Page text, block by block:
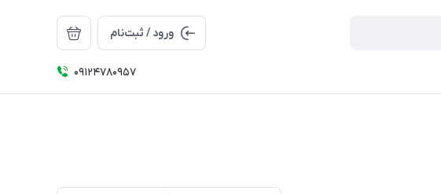
ورود / ثبت‌نام
09124780957